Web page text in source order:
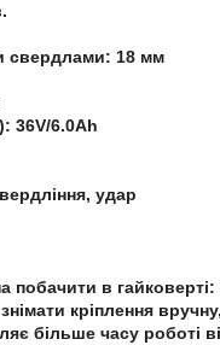
свердлами: 18 мм
36V/6.0Ah
удар
побачити в гайковерті:
кріплення
більше часу роботі